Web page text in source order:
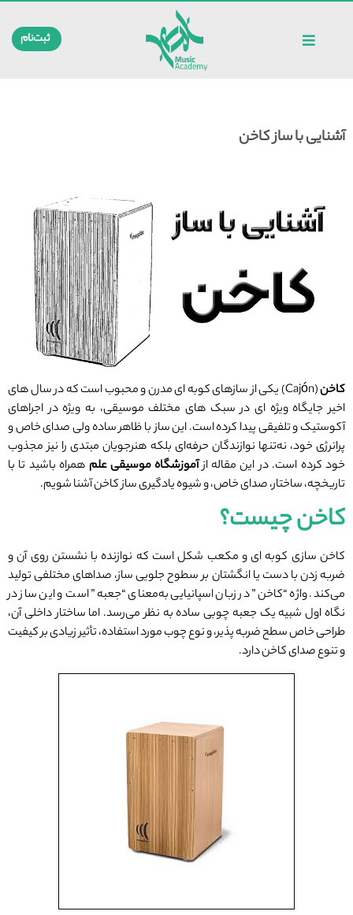
ثبت‌نام
آشنایی با ساز کاخن
کاخن
(Cajón) یکی از سازهای کوبه ‌ای مدرن و محبوب است که در سال‌ های
اخیر جایگاه ویژه‌ ای در سبک‌ های مختلف موسیقی، به ‌ویژه در اجراهای
آکوستیک و تلفیقی پیدا کرده است. این ساز با ظاهر ساده ولی صدای خاص و
پرانرژی خود، نه‌تنها نوازندگان حرفه‌ای بلکه هنرجویان مبتدی را نیز مجذوب
خود کرده است. در این مقاله ازآموزشگاه موسیقی علم همراه باشید تا با
تاریخچه، ساختار، صدای خاص، و شیوه یادگیری ساز کاخن آشنا شویم.
کاخن چیست؟
کاخن سازی کوبه ‌ای و مکعب ‌شکل است که نوازنده با نشستن روی آن و
ضربه زدن با دست یا انگشتان بر سطوح جلویی ساز، صداهای مختلفی تولید
می‌کند. واژه “کاخن” در زبان اسپانیایی به‌معنای “جعبه” است و این ساز در
نگاه اول شبیه یک جعبه چوبی ساده به‌ نظر می‌رسد. اما ساختار داخلی آن،
طراحی خاص سطح ضربه‌ پذیر، و نوع چوب مورد استفاده، تأثیر زیادی بر کیفیت
و تنوع صدای کاخن دارد.